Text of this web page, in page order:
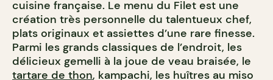
cuisine française. Le menu du Filet est une
création très personnelle du talentueux chef,
plats originaux et assiettes d’une rare finesse.
Parmi les grands classiques de l’endroit, les
délicieux gemelli à la joue de veau braisée, le
tartare de thon, kampachi, les huîtres au miso